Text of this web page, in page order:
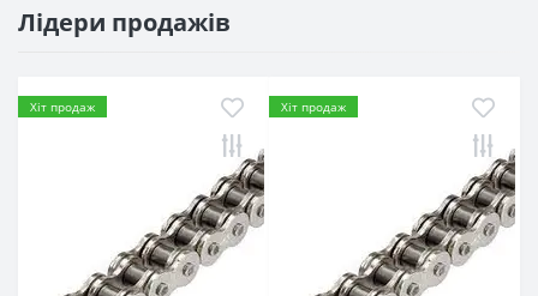
Лідери продажів
Хіт продаж Хіт продаж